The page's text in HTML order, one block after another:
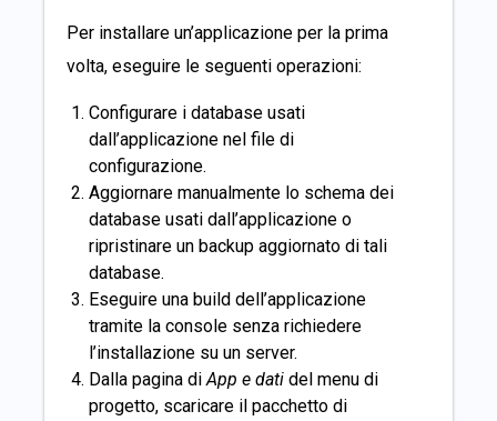
Per installare un’applicazione per la prima
volta, eseguire le seguenti operazioni:
Configurare i database usati
dall’applicazione nel file di
configurazione.
Aggiornare manualmente lo schema dei
database usati dall’applicazione o
ripristinare un backup aggiornato di tali
database.
Eseguire una build dell’applicazione
tramite la console senza richiedere
l’installazione su un server.
Dalla pagina diApp e dati del menu di
progetto, scaricare il pacchetto di